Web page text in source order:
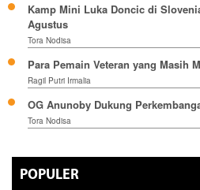
Kamp Mini Luka Doncic di
Agustus
Tora Nodisa
Para Pemain Veteran yang Masih
Ragil Putri Irmalia
OG Anunoby Dukung
Tora Nodisa
POPULER